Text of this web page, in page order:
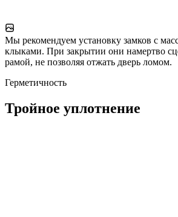
Мы рекомендуем установку замков с
клыками. При закрытии они намертво
рамой, не позволяя отжать дверь ломом.
Герметичность
Тройное уплотнение